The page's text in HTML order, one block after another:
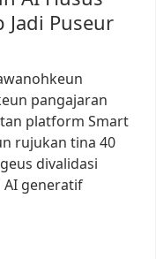
Jadi Puseur
pangajaran
platform Smart
rujukan tina 40
geus divalidasi
AI generatif